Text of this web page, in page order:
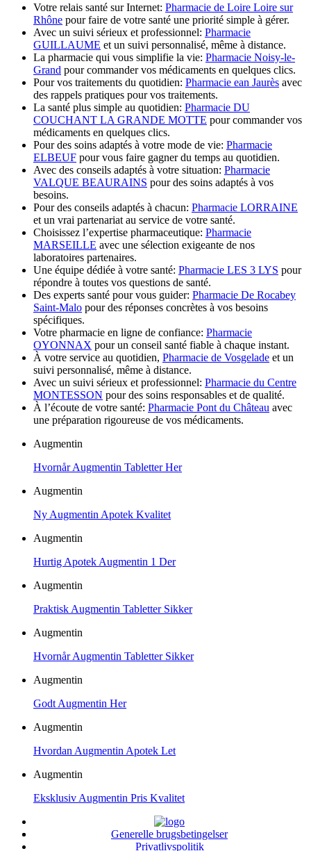
Votre relais santé sur Internet: Pharmacie de Loire Loire sur
Rhône pour faire de votre santé une priorité simple à gérer.
Avec un suivi sérieux et professionnel: Pharmacie
GUILLAUME et un suivi personnalisé, même à distance.
La pharmacie qui vous simplifie la vie: Pharmacie Noisy-le-
Grand pour commander vos médicaments en quelques clics.
Pour vos traitements du quotidien: Pharmacie ean Jaurès avec
des rappels pratiques pour vos traitements.
La santé plus simple au quotidien: Pharmacie DU
COUCHANT LA GRANDE MOTTE pour commander vos
médicaments en quelques clics.
Pour des soins adaptés à votre mode de vie: Pharmacie
ELBEUF pour vous faire gagner du temps au quotidien.
Avec des conseils adaptés à votre situation: Pharmacie
VALQUE BEAURAINS pour des soins adaptés à vos
besoins.
Pour des conseils adaptés à chacun: Pharmacie LORRAINE
et un vrai partenariat au service de votre santé.
Choisissez l’expertise pharmaceutique: Pharmacie
MARSEILLE avec une sélection exigeante de nos
laboratoires partenaires.
Une équipe dédiée à votre santé: Pharmacie LES 3 LYS pour
répondre à toutes vos questions de santé.
Des experts santé pour vous guider: Pharmacie De Rocabey
Saint-Malo pour des réponses concrètes à vos besoins
spécifiques.
Votre pharmacie en ligne de confiance: Pharmacie
OYONNAX pour un conseil santé fiable à chaque instant.
À votre service au quotidien, Pharmacie de Vosgelade et un
suivi personnalisé, même à distance.
Avec un suivi sérieux et professionnel: Pharmacie du Centre
MONTESSON pour des soins responsables et de qualité.
À l’écoute de votre santé: Pharmacie Pont du Château avec
une préparation rigoureuse de vos médicaments.
Augmentin
Hvornår Augmentin Tabletter Her
Augmentin
Ny Augmentin Apotek Kvalitet
Augmentin
Hurtig Apotek Augmentin 1 Der
Augmentin
Praktisk Augmentin Tabletter Sikker
Augmentin
Hvornår Augmentin Tabletter Sikker
Augmentin
Godt Augmentin Her
Augmentin
Hvordan Augmentin Apotek Let
Augmentin
Eksklusiv Augmentin Pris Kvalitet
Generelle brugsbetingelser
Privatlivspolitik